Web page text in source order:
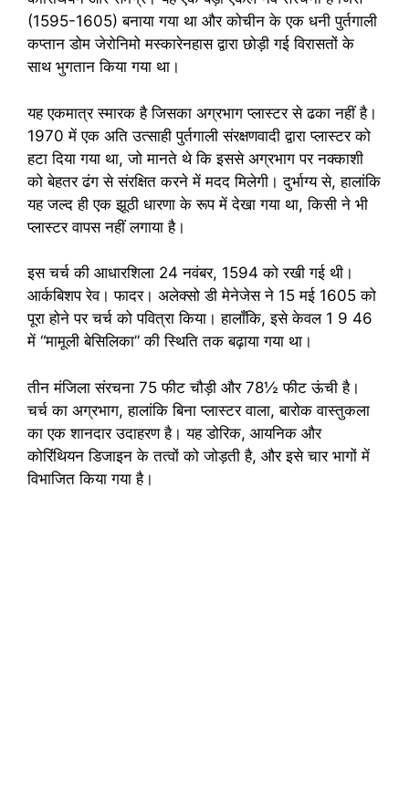
(1595-1605) बनाया गया था और कोचीन के एक धनी पुर्तगाली
कप्तान डोम जेरोनिमो मस्कारेनहास द्वारा छोड़ी गई विरासतों के
साथ भुगतान किया गया था।
यह एकमात्र स्मारक है जिसका अग्रभाग प्लास्टर से ढका नहीं है।
1970 में एक अति उत्साही पुर्तगाली संरक्षणवादी द्वारा प्लास्टर को
हटा दिया गया था, जो मानते थे कि इससे अग्रभाग पर नक्काशी
को बेहतर ढंग से संरक्षित करने में मदद मिलेगी। दुर्भाग्य से, हालांकि
यह जल्द ही एक झूठी धारणा के रूप में देखा गया था, किसी ने भी
प्लास्टर वापस नहीं लगाया है।
इस चर्च की आधारशिला 24 नवंबर, 1594 को रखी गई थी।
आर्कबिशप रेव। फादर। अलेक्सो डी मेनेजेस ने 15 मई 1605 को
पूरा होने पर चर्च को पवित्रा किया। हालाँकि, इसे केवल 1 9 46
में “मामूली बेसिलिका” की स्थिति तक बढ़ाया गया था।
तीन मंजिला संरचना 75 फीट चौड़ी और 78½ फीट ऊंची है।
चर्च का अग्रभाग, हालांकि बिना प्लास्टर वाला, बारोक वास्तुकला
का एक शानदार उदाहरण है। यह डोरिक, आयनिक और
कोरिंथियन डिजाइन के तत्वों को जोड़ती है, और इसे चार भागों में
विभाजित किया गया है।